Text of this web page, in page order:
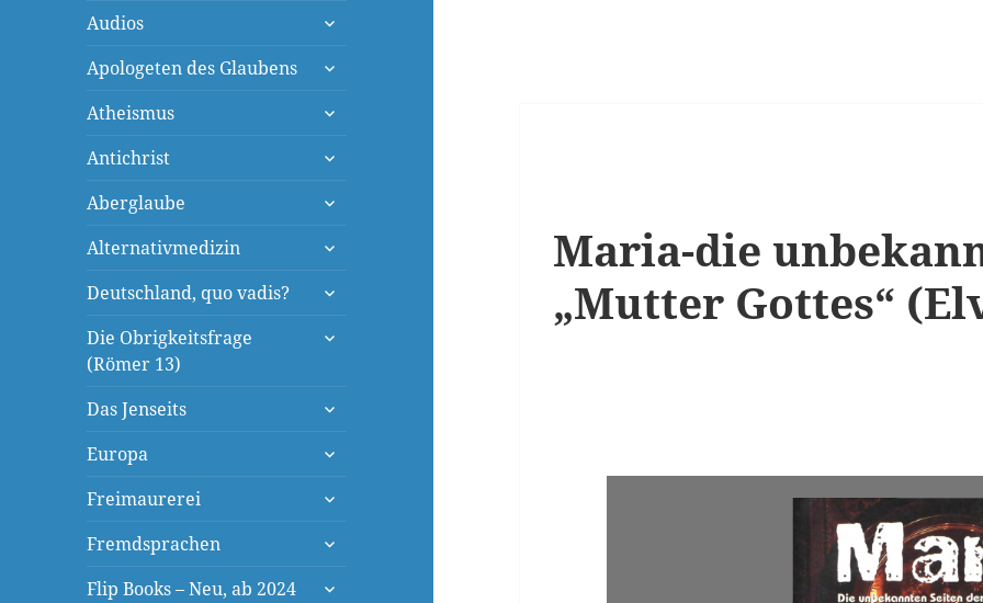
Audios
untermenü
Apologeten des Glaubens
untermenü
Atheismus
untermenü
Antichrist
untermenü
Aberglaube
untermenü
Alternativmedizin
untermenü
Deutschland, quo vadis?
untermenü
Die Obrigkeitsfrage
(Römer 13)
untermenü
Das Jenseits
untermenü
Europa
untermenü
Freimaurerei
untermenü
Fremdsprachen
untermenü
Flip Books – Neu, ab 2024
untermenü
Maria-die
„Mutter Gottes“